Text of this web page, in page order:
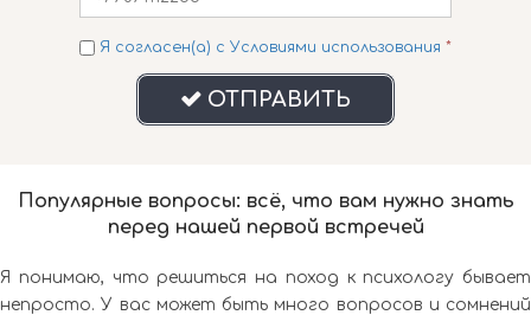
Я согласен(а) с Условиями использования *
 ОТПРАВИТЬ
Популярные вопросы: всё, что вам нужно знать
перед нашей первой встречей
Я понимаю, что решиться на поход к психологу бывает
непросто. У вас может быть много вопросов и сомнений